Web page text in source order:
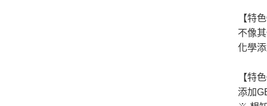
【特
不像
化學
【特
添加